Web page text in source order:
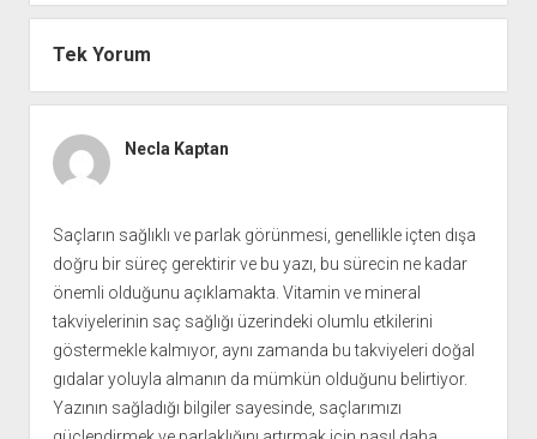
Tek Yorum
Necla Kaptan
Saçların sağlıklı ve parlak görünmesi, genellikle içten dışa
doğru bir süreç gerektirir ve bu yazı, bu sürecin ne kadar
önemli olduğunu açıklamakta. Vitamin ve mineral
takviyelerinin saç sağlığı üzerindeki olumlu etkilerini
göstermekle kalmıyor, aynı zamanda bu takviyeleri doğal
gıdalar yoluyla almanın da mümkün olduğunu belirtiyor.
Yazının sağladığı bilgiler sayesinde, saçlarımızı